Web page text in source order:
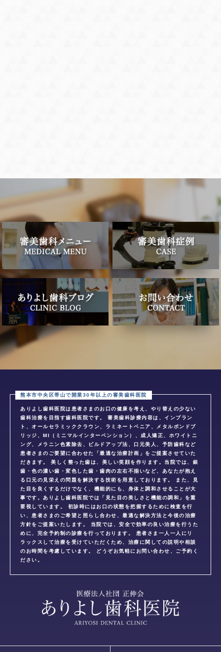
ありよし歯科医院は患者さまのお口の健康を考え、やり替えの少ない
歯科治療を目指す歯科医院です。 審美歯科診療内容は、インプラン
ト、オールセラミッククラウン、ラミネートベニア、メタルボンドブ
リッジ、MI（ミニマルインターベンション）、成人矯正、ホワイトニ
ング、メラニン色素除去、ビルドアップ法、口元美人、予防歯科など
患者さまのご要望に合わせた「最適な治療計画」をご提案させていた
だきます。 美しく整った歯は、美しい笑顔を作ります。当院では、銀
歯・色の濃い歯・変色した歯・歯肉の左右不揃いなど、あなたが抱え
る口元の見栄えの問題を解決する技術を用意しております。 また、見
た目を良くするだけでなく、機能的にも、身体と調和させることが大
事です。ありよし歯科医院では「見た目の美しさと機能の調和」を重
要視しています。 初診時にはお口の状態を把握するために検査を行
い、患者さまのご希望と照らし合わせ、最適な解決方法と今後の治療
方針をご提案いたします。 当院では、安全で効率の良い治療を行うた
めに、完全予約制の診療を行っております。 患者さま一人一人にリ
ラックスして治療を受けていただくため、治療に関しての説明や相談
のお時間を考慮しています。 どうぞお気軽にお問い合わせ、ご予約く
ださい。